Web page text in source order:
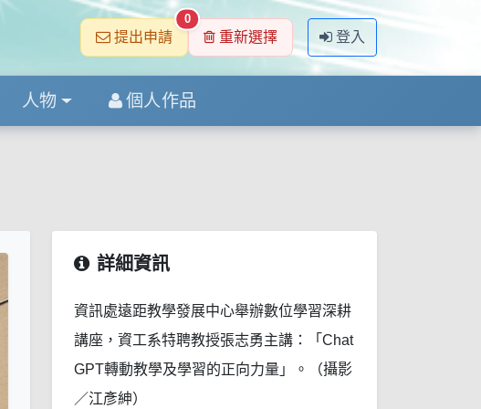
提出申請
0
重新選擇 登入
人物 個人作品
詳細資訊
資訊處遠距教學發展中心舉辦數位學習深耕
講座，資工系特聘教授張志勇主講：「Chat
GPT轉動教學及學習的正向力量」。（攝影
／江彥紳）